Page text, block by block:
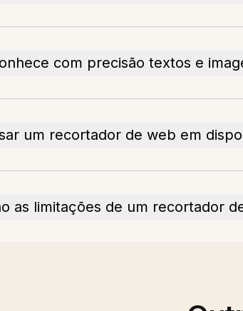
com precisão textos e
um recortador de web em
as limitações de um recortador